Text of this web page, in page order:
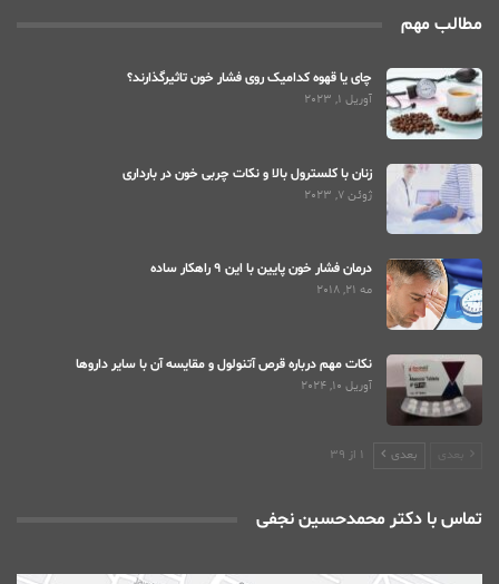
مطالب مهم
چای یا قهوه کدامیک روی فشار خون تاثیرگذارند؟
آوریل 1, 2023
زنان با کلسترول بالا و نکات چربی خون در بارداری
ژوئن 7, 2023
درمان فشار خون پایین با این 9 راهکار ساده
مه 21, 2018
نکات مهم درباره قرص آتنولول و مقایسه آن با سایر داروها
آوریل 10, 2024
بعدی بعدی 1 از 39
تماس با دکتر محمدحسین نجفی